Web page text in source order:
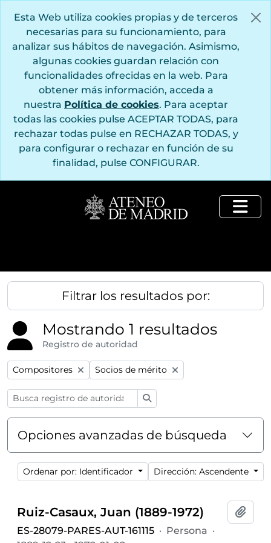
Esta Web utiliza cookies propias y de terceros
necesarias para su funcionamiento, para
analizar sus hábitos de navegación. Asimismo,
algunas cookies guardan relación con
funcionalidades ofrecidas en la web. Para
obtener más información, acceda a
nuestra Política de cookies. Para aceptar
todas las cookies pulse ACEPTAR TODAS, para
rechazar todas pulse en RECHAZAR TODAS, y
para configurar o rechazar en función de su
finalidad, pulse CONFIGURAR.
Filtrar los resultados por:
Mostrando 1 resultados
Registro de autoridad
Remove filter:
Compositores Remove filter:
Socios de mérito
Opciones avanzadas de búsqueda
Ordenar por: Identificador Dirección: Ascendente
Ruiz-Casaux, Juan (1889-1972)
ES-28079-PARES-AUT-161115 · Persona ·